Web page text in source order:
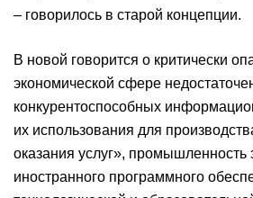
– говорилось в старой концепции.
В новой говорится о критически
экономической сфере
конкурентоспособных
их использования для
оказания услуг», промышленность
иностранного программного